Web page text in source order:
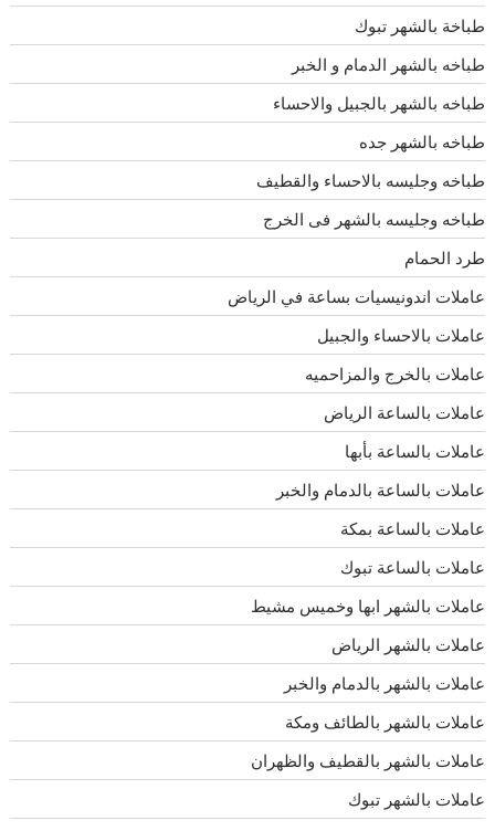
طباخة بالشهر تبوك
طباخه بالشهر الدمام و الخبر
طباخه بالشهر بالجبيل والاحساء
طباخه بالشهر جده
طباخه وجليسه بالاحساء والقطيف
طباخه وجليسه بالشهر فى الخرج
طرد الحمام
عاملات اندونيسيات بساعة في الرياض
عاملات بالاحساء والجبيل
عاملات بالخرج والمزاحميه
عاملات بالساعة الرياض
عاملات بالساعة بأبها
عاملات بالساعة بالدمام والخبر
عاملات بالساعة بمكة
عاملات بالساعة تبوك
عاملات بالشهر ابها وخميس مشيط
عاملات بالشهر الرياض
عاملات بالشهر بالدمام والخبر
عاملات بالشهر بالطائف ومكة
عاملات بالشهر بالقطيف والظهران
عاملات بالشهر تبوك